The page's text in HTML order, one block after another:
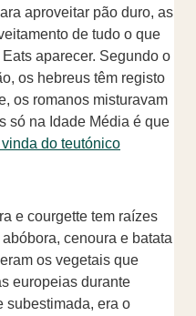
aproveitar pão duro, as
de tudo o que
aparecer. Segundo o
os hebreus têm registo
os romanos misturavam
só na Idade Média é que
do teutónico
e courgette tem raízes
cenoura e batata
os vegetais que
europeias durante
subestimada, era o